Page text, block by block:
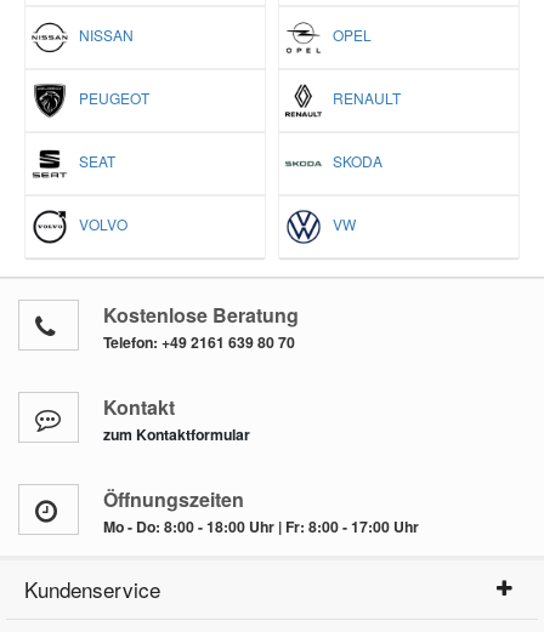
NISSAN OPEL
PEUGEOT RENAULT
SEAT SKODA
VOLVO VW
Kostenlose Beratung
Telefon: +49 2161 639 80 70
Kontakt
zum Kontaktformular
Öffnungszeiten
Mo - Do: 8:00 - 18:00 Uhr | Fr: 8:00 - 17:00 Uhr
Kundenservice